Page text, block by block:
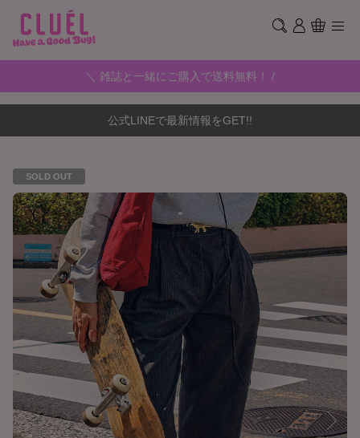
＼ 雑誌と一緒にご購入で送料無料！ /
公式LINEで最新情報をGET!!
SOLD OUT